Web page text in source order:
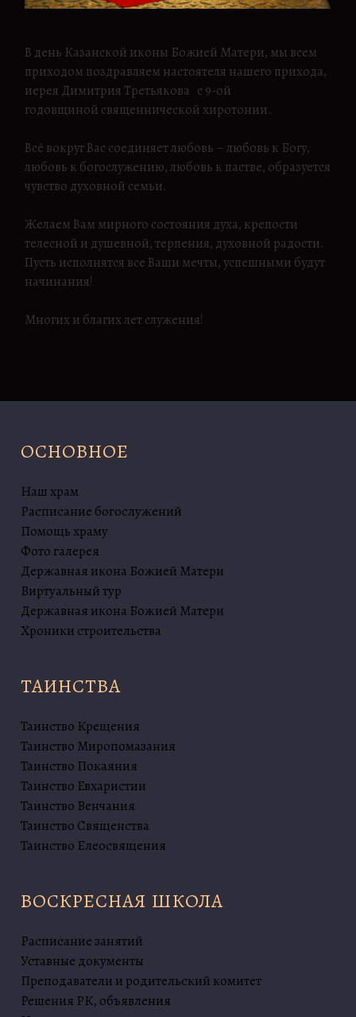
В день Казанской иконы Божией Матери, мы всем
приходом поздравляем настоятеля нашего прихода,
иерея Димитрия Третьякова с 9-ой
годовщиной священнической хиротонии.
Всё вокруг Вас соединяет любовь – любовь к Богу,
любовь к богослужению, любовь к пастве, образуется
чувство духовной семьи.
Желаем Вам мирного состояния духа, крепости
телесной и душевной, терпения, духовной радости.
Пусть исполнятся все Ваши мечты, успешными будут
начинания!
Многих и благих лет служения!
ОСНОВНОЕ
Наш храм
Расписание богослужений
Помощь храму
Фото галерея
Державная икона Божией Матери
Виртуальный тур
Державная икона Божией Матери
Хроники строительства
ТАИНСТВА
Таинство Крещения
Таинство Миропомазания
Таинство Покаяния
Таинство Евхаристии
Таинство Венчания
Таинство Священства
Таинство Елеосвящения
ВОСКРЕСНАЯ ШКОЛА
Расписание занятий
Уставные документы
Преподаватели и родительский комитет
Решения РК, объявления